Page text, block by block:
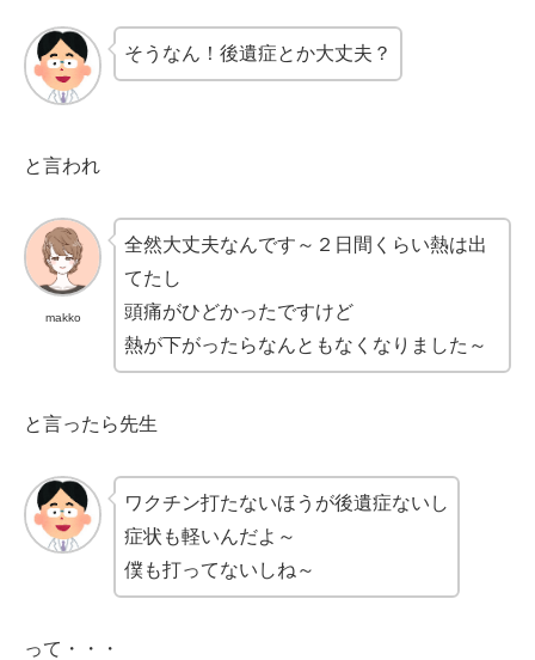
そうなん！後遺症とか大丈夫？
と言われ
makko
全然大丈夫なんです～２日間くらい熱は出
てたし
頭痛がひどかったですけど
熱が下がったらなんともなくなりました～
と言ったら先生
ワクチン打たないほうが後遺症ないし
症状も軽いんだよ～
僕も打ってないしね～
って・・・